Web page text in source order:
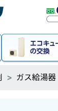
ガス給湯器